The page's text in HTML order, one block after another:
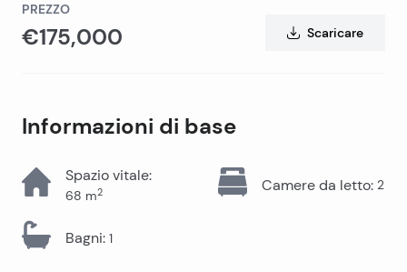
PREZZO
€175,000 Scaricare
Informazioni di base
Spazio vitale:
68 m2 Camere da letto: 2
Bagni: 1